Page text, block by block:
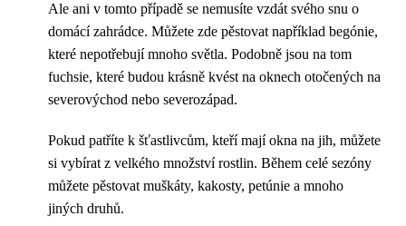
Ale ani v tomto případě se nemusíte vzdát svého snu o
domácí zahrádce. Můžete zde pěstovat například begónie,
které nepotřebují mnoho světla. Podobně jsou na tom
fuchsie, které budou krásně kvést na oknech otočených na
severovýchod nebo severozápad.
Pokud patříte k šťastlivcům, kteří mají okna na jih, můžete
si vybírat z velkého množství rostlin. Během celé sezóny
můžete pěstovat muškáty, kakosty, petúnie a mnoho
jiných druhů.